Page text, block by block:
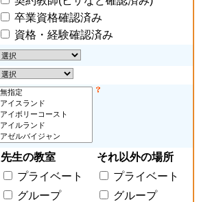
卒業資格確認済み
資格・経験確認済み
先生の教室
それ以外の場所
プライベート
プライベート
グループ
グループ